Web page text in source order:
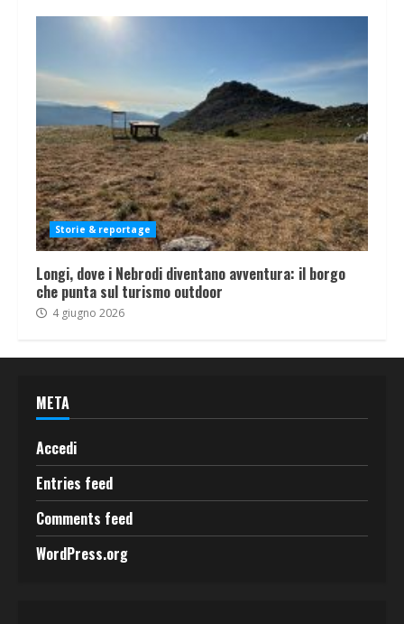
Storie & reportage
Longi, dove i Nebrodi diventano avventura: il borgo
che punta sul turismo outdoor
4 giugno 2026
META
Accedi
Entries feed
Comments feed
WordPress.org